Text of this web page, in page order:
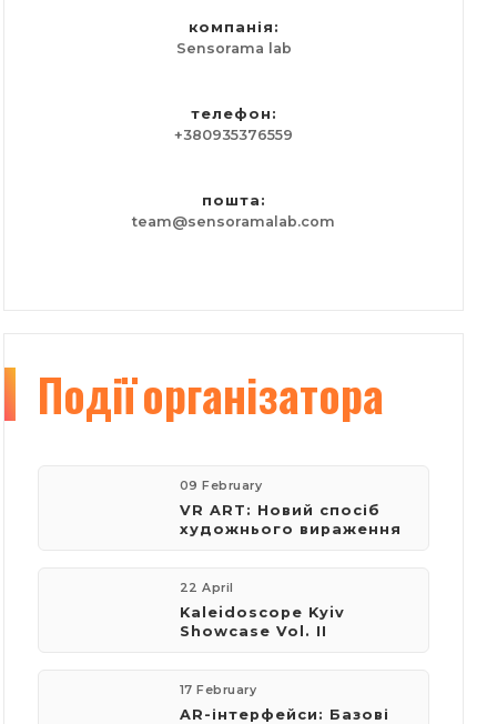
компанія:
Sensorama lab
телефон:
+380935376559
пошта:
team@sensoramalab.com
Подіїорганізатора
09 February
VR ART: Новий спосіб
художнього вираження
22 April
Kaleidoscope Kyiv
Showcase Vol. II
17 February
AR-інтерфейси: Базові